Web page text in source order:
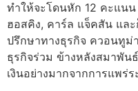
ทำให้จะโดนหัก 12 คะแนน
ฮอสคิง, คาร์ล แจ็คสัน แล
ปรึกษาทางธุรกิจ ควอนทูม่
ธุรกิจร่วม ข้างหลังสมาพัน
เงินอย่างมากจากการแพร่